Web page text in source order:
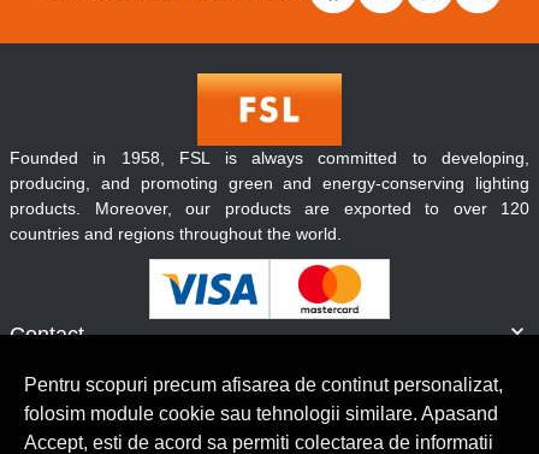
Contact
Servicii clienti
Founded in 1958, FSL is always committed to developing,
producing, and promoting green and energy-conserving lighting
products. Moreover, our products are exported to over 120
countries and regions throughout the world.
Pentru scopuri precum afisarea de continut personalizat,
folosim module cookie sau tehnologii similare. Apasand
Accept, esti de acord sa permiti colectarea de informatii